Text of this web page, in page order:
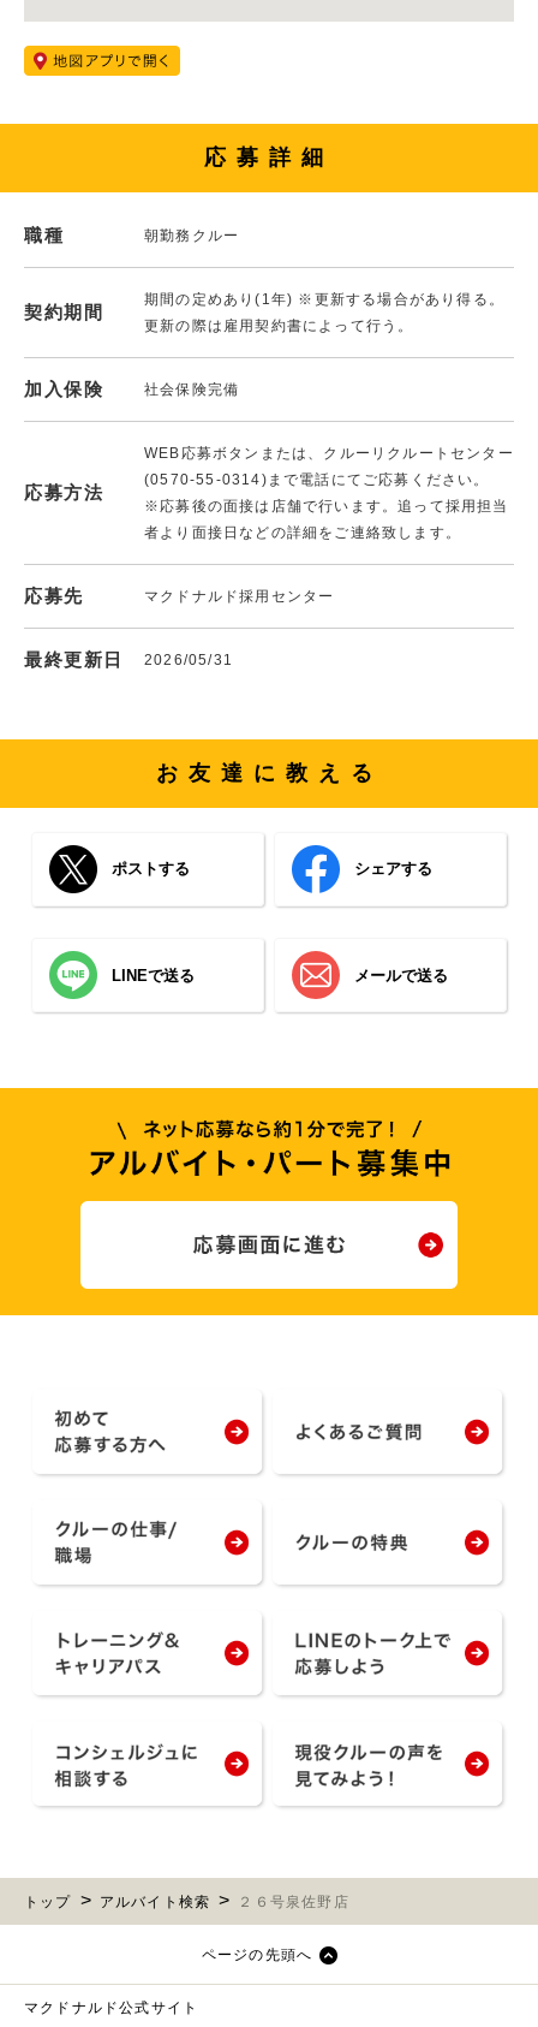
応募詳細
職種 朝勤務クルー
契約期間
期間の定めあり(1年) ※更新する場合があり得る。
更新の際は雇用契約書によって行う。
加入保険 社会保険完備
応募方法
WEB応募ボタンまたは、クルーリクルートセンター
(0570-55-0314)まで電話にてご応募ください。
※応募後の面接は店舗で行います。追って採用担当
者より面接日などの詳細をご連絡致します。
応募先 マクドナルド採用センター
最終更新日 2026/05/31
お友達に教える
ポストする シェアする
LINEで送る メールで送る
トップ アルバイト検索 ２６号泉佐野店
ページの先頭へ
マクドナルド公式サイト